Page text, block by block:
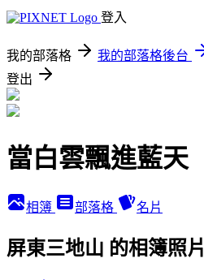
登入
我的部落格 我的部落格後台
登出
當白雲飄進藍天
相簿 部落格 名片
屏東三地山 的相簿照片